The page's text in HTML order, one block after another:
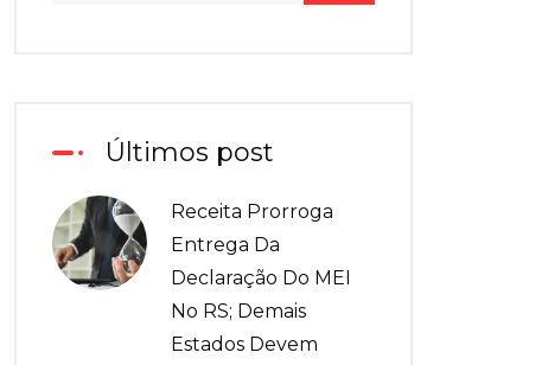
Últimos post
Receita Prorroga
Entrega Da
Declaração Do MEI
No RS; Demais
Estados Devem